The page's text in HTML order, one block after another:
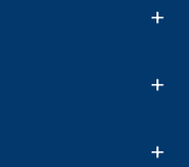
+
+
+